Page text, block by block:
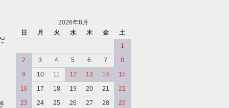
2026年8月
日
月 火 水 木 金
土
1
2
3 4 5 6 7
8
9
10 11 12 13 14
15
16
17 18 19 20 21
22
23
24 25 26 27 28
29